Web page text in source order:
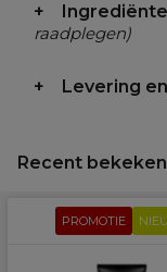
raadplegen)
Levering
Recent
PROMOTIE